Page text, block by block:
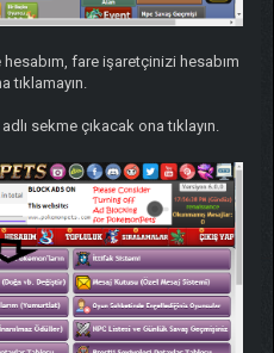
fare işaretçinizi hesabım
tıklamayın.
sekme çıkacak ona tıklayın.